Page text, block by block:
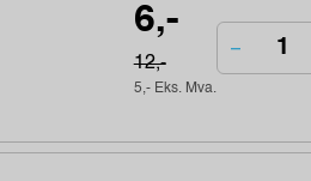
6,-
12,-
5,- Eks. Mva.